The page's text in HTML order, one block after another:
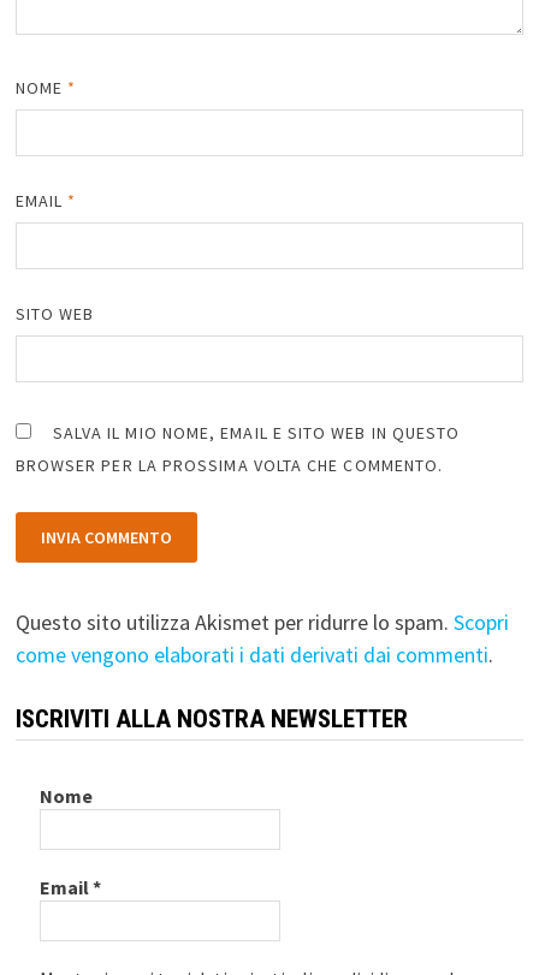
NOME *
EMAIL *
SITO WEB
SALVA IL MIO NOME, EMAIL E SITO WEB IN QUESTO
BROWSER PER LA PROSSIMA VOLTA CHE COMMENTO.
Questo sito utilizza Akismet per ridurre lo spam. Scopri
come vengono elaborati i dati derivati dai commenti.
ISCRIVITI ALLA NOSTRA NEWSLETTER
Nome
Email*